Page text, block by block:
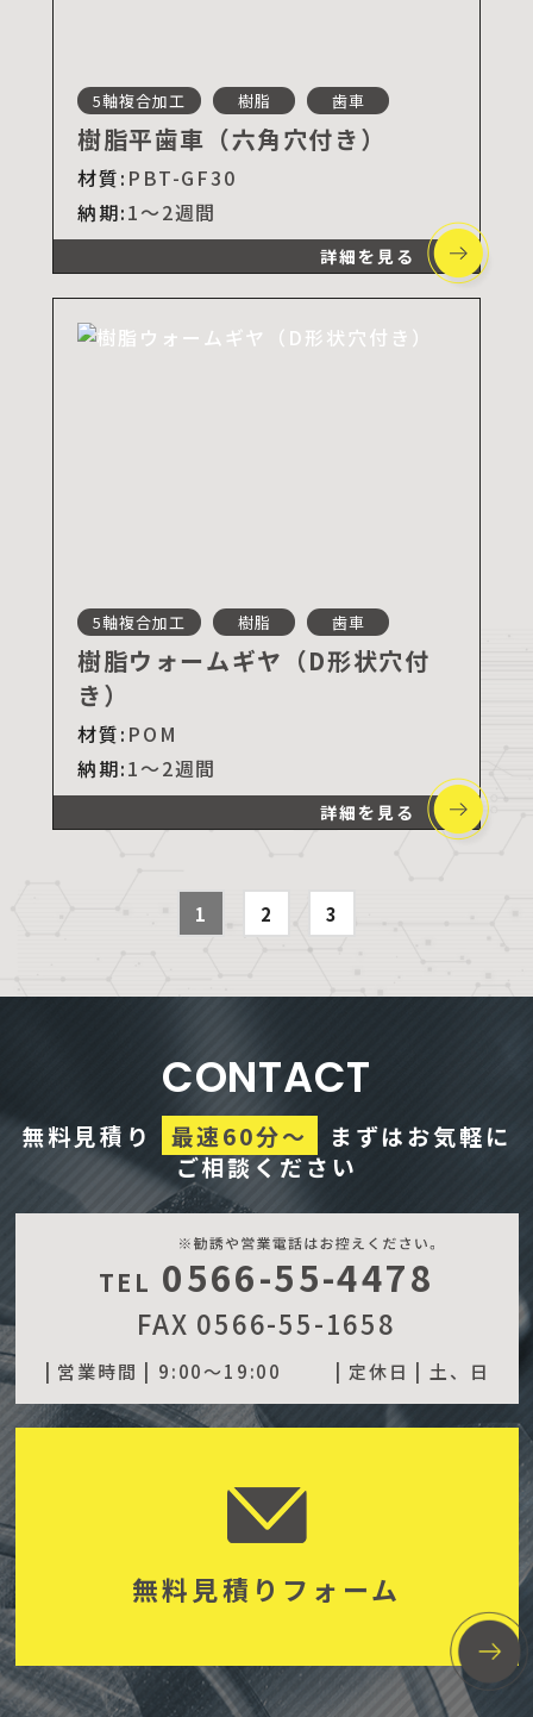
5軸複合加工 樹脂 歯車
樹脂平歯車（六角穴付き）
材質: PBT-GF30
納期:1～2週間
詳細を見る
5軸複合加工 樹脂 歯車
樹脂ウォームギヤ（D形状穴付
き）
材質: POM
納期:1～2週間
詳細を見る
1 2 3
CONTACT
無料見積り 最速60分～
まずはお気軽に
ご相談ください
TEL 0566-55-4478
FAX 0566-55-1658
| 営業時間 | 9:00～19:00 | 定休日 | 土、日
無料見積りフォーム